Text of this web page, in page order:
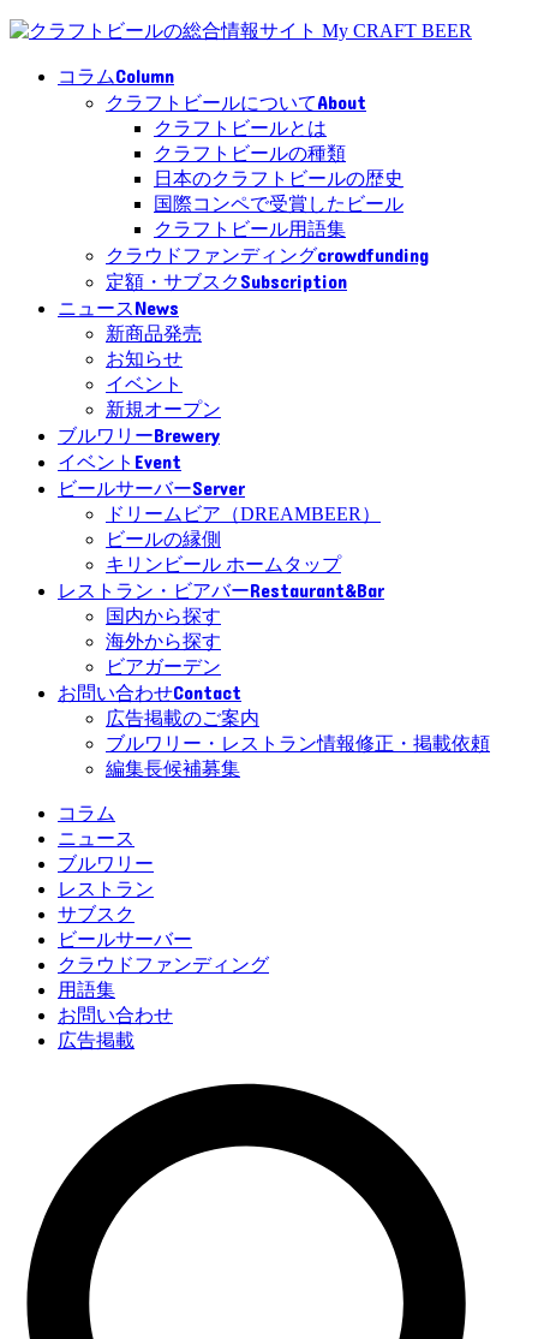
コラムColumn
クラフトビールについてAbout
クラフトビールとは
クラフトビールの種類
日本のクラフトビールの歴史
国際コンペで受賞したビール
クラフトビール用語集
クラウドファンディングcrowdfunding
定額・サブスクSubscription
ニュースNews
新商品発売
お知らせ
イベント
新規オープン
ブルワリーBrewery
イベント Event
ビールサーバーServer
ドリームビア（DREAMBEER）
ビールの縁側
キリンビール ホームタップ
レストラン・ビアバーRestaurant&Bar
国内から探す
海外から探す
ビアガーデン
お問い合わせContact
広告掲載のご案内
ブルワリー・レストラン情報修正・掲載依頼
編集長候補募集
コラム
ニュース
ブルワリー
レストラン
サブスク
ビールサーバー
クラウドファンディング
用語集
お問い合わせ
広告掲載